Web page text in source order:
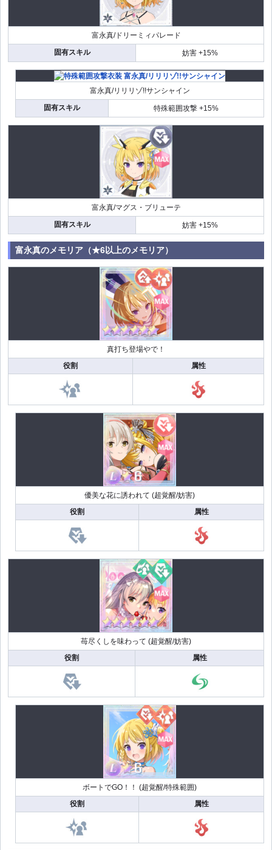
富永真/ドリーミィパレード
固有スキル
妨害 +15%
富永真/リリリゾ!!サンシャイン
固有スキル
特殊範囲攻撃 +15%
富永真/マグス・ブリューテ
固有スキル
妨害 +15%
富永真のメモリア（★6以上のメモリア）
真打ち登場やで！
役割
属性
優美な花に誘われて (超覚醒/妨害)
役割
属性
苺尽くしを味わって (超覚醒/妨害)
役割
属性
ボートでGO！！ (超覚醒/特殊範囲)
役割
属性